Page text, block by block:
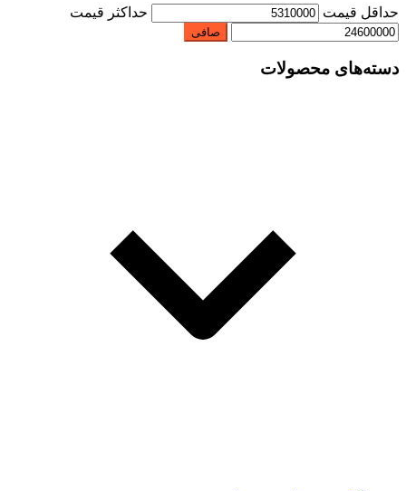
حداقل قیمت حداكثر قيمت
صافی
دسته‌های محصولات